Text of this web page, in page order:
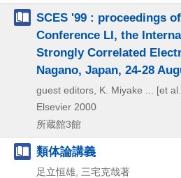
SCES '99 : proceedings
Conference LI, the
Strongly Correlated
Nagano, Japan, 24-28
guest editors, K. Miyake ... [et
Elsevier 2000
所蔵館3館
類体論講義
足立恒雄, 三宅克哉著